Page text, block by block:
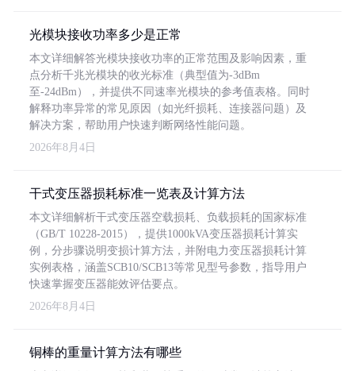
光模块接收功率多少是正常
本文详细解答光模块接收功率的正常范围及影响因素，重
点分析千兆光模块的收光标准（典型值为-3dBm
至-24dBm），并提供不同速率光模块的参考值表格。同时
解释功率异常的常见原因（如光纤损耗、连接器问题）及
解决方案，帮助用户快速判断网络性能问题。
2026年8月4日
干式变压器损耗标准一览表及计算方法
本文详细解析干式变压器空载损耗、负载损耗的国家标准
（GB/T 10228-2015），提供1000kVA变压器损耗计算实
例，分步骤说明变损计算方法，并附电力变压器损耗计算
实例表格，涵盖SCB10/SCB13等常见型号参数，指导用户
快速掌握变压器能效评估要点。
2026年8月4日
铜棒的重量计算方法有哪些